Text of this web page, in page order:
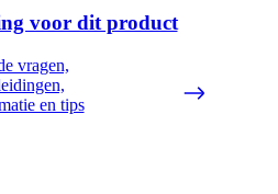
voor dit product
vragen,
en tips